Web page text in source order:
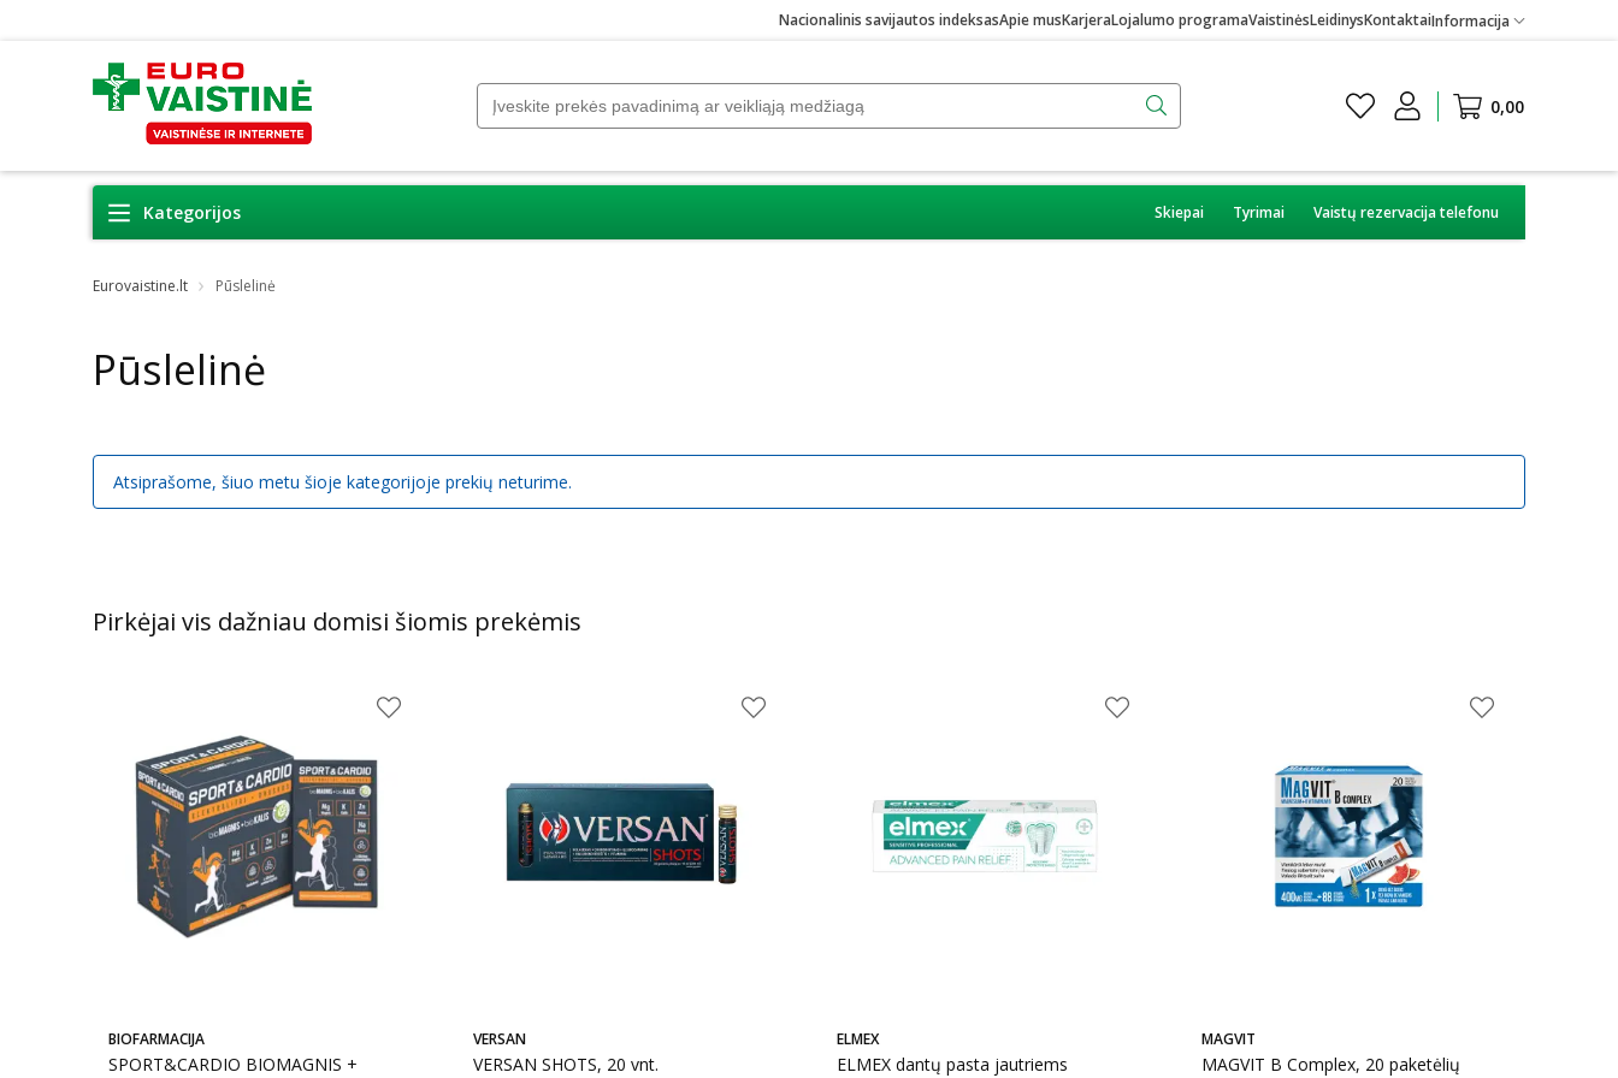
Nacionalinis savijautos indeksasApie musKarjeraLojalumo programaVaistinėsLeidinysKontaktaiInformacija
0,00
Kategorijos Skiepai Tyrimai Vaistų rezervacija telefonu
Eurovaistine.lt Pūslelinė
Pūslelinė
Atsiprašome, šiuo metu šioje kategorijoje prekių neturime.
Pirkėjai vis dažniau domisi šiomis prekėmis
BIOFARMACIJA
SPORT&CARDIO BIOMAGNIS +
VERSAN
VERSAN SHOTS, 20 vnt.
ELMEX
ELMEX dantų pasta jautriems
MAGVIT
MAGVIT B Complex, 20 paketėlių